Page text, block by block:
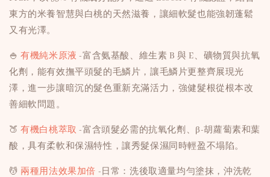
東方的米養智慧與白桃的天然滋養，讓細軟髮也能強韌蓬鬆
又有光澤。
🍚有機純米原液 -富含氨基酸、維生素 B 與 E、礦物質與抗氧
化劑，能有效撫平頭髮的毛鱗片，讓毛鱗片更整齊展現光
澤，進一步讓暗沉的髮色重新充滿活力，強健髮根從根本改
善細軟問題。
🍑有機白桃萃取 -富含頭髮必需的抗氧化劑、β-胡蘿蔔素和葉
酸，具有柔軟和保濕特性，讓秀髮保濕同時輕盈不塌陷。
💆 兩種用法效果加倍 -日常：洗後取適量均勻塗抹，沖洗乾